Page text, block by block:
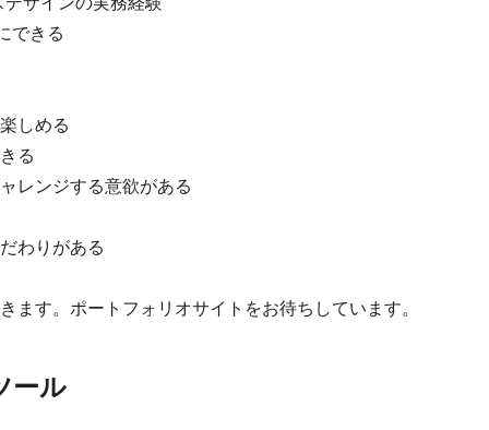
できる
しめる
る
レンジする意欲がある
わりがある
す。ポートフォリオサイトをお待ちしています。
ール